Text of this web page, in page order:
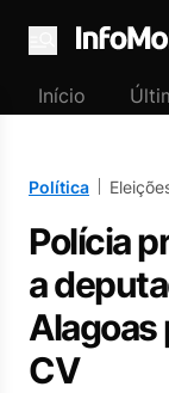
Menu
Início
Política
Polícia
a
Alagoas
CV